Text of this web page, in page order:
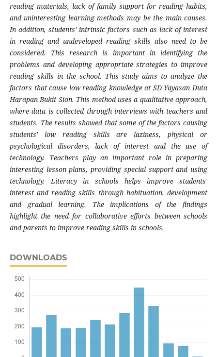
reading materials, lack of family support for reading habits,
and uninteresting learning methods may be the main causes.
In addition, students' intrinsic factors such as lack of interest
in reading and undeveloped reading skills also need to be
considered. This research is important in identifying the
problems and developing appropriate strategies to improve
reading skills in the school. This study aims to analyze the
factors that cause low reading knowledge at SD Yayasan Duta
Harapan Bukit Sion. This method uses a qualitative approach,
where data is collected through interviews with teachers and
students. The results showed that some of the factors causing
students' low reading skills are laziness, physical or
psychological disorders, lack of interest and the use of
technology. Teachers play an important role in preparing
interesting lesson plans, providing special support and using
technology. Literacy in schools helps improve students'
interest and reading skills through habituation, development
and gradual learning. The implications of the findings
highlight the need for collaborative efforts between schools
and parents to improve reading skills in schools.
DOWNLOADS